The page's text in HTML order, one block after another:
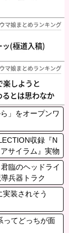
」をオープンワ
収録『N
サイラム』実物
臨のヘッドライ
兵器トラク
救惺招集」が新
実装されそう
ってどっちが面